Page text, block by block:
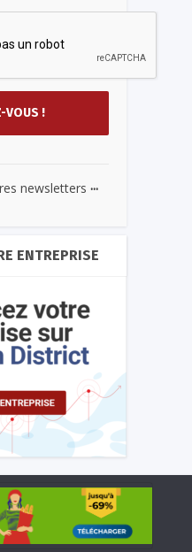
newsletters ...
ENTREPRISE